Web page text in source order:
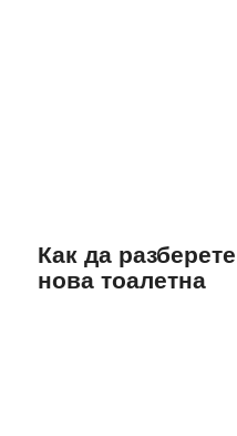
Как да
нова тоалетна